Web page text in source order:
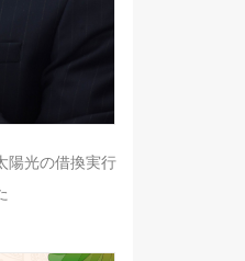
陽光の借換実行